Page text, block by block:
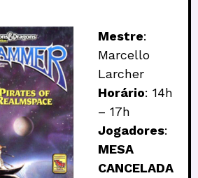
Mestre:
Marcello
Larcher
Horário: 14h
– 17h
Jogadores:
MESA
CANCELADA